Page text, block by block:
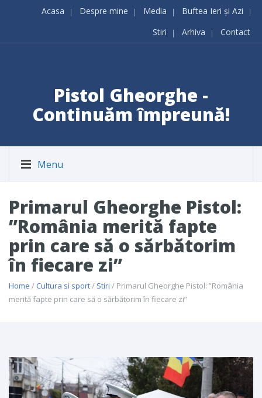
Acasa Despre mine Media
Buftea Ieri și Azi
Stiri
Arhiva Contact
Pistol Gheorghe -
Continuăm împreună!
Menu
Primarul Gheorghe Pistol:
”România merită fapte
prin care să o sărbătorim
în fiecare zi”
Home / Cultura si sport/ Stiri / Primarul Gheorghe Pistol: ”România
merită fapte prin care să o sărbătorim în fiecare zi”